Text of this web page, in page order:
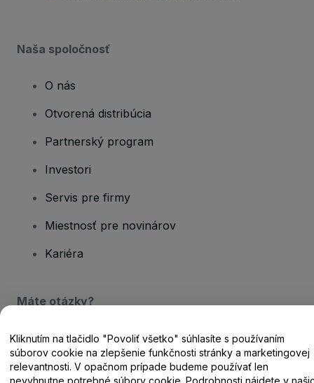
Naša spoločnosť
O nás
Otvorená distribúcia
Partnerský program
Investori
Servis pre firmy
Miestnosť pre novinárov
Kariéra
Máte otázky?
Centrum pomoci / Kontaktujte nás
Kliknutím na tlačidlo "Povoliť všetko" súhlasíte s používaním
súborov cookie na zlepšenie funkčnosti stránky a marketingovej
relevantnosti. V opačnom prípade budeme používať len
nevyhnutne potrebné súbory cookie. Podrobnosti nájdete v